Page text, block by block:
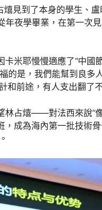
見到了本身的學生、
年夜學畢業，在第一次
米耶慢慢適應了“中國
的是，我們能幫到良多
和前途，有人支出翻了
林占熺——對法西來說“
，成為海內第一批技術